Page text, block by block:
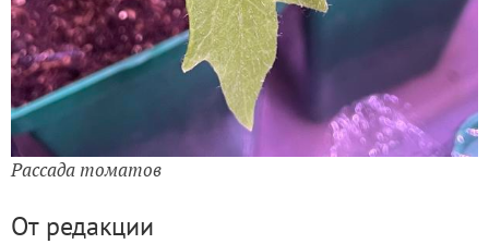
Рассада томатов
От редакции